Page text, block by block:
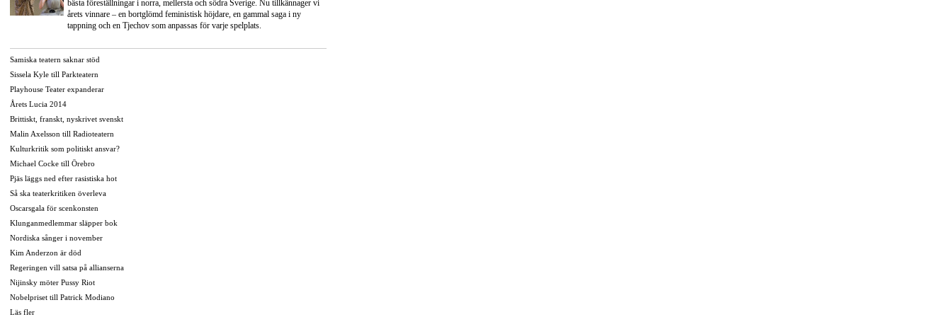
bästa föreställningar i norra, mellersta och södra Sverige. Nu tillkännager vi
årets vinnare – en bortglömd feministisk höjdare, en gammal saga i ny
tappning och en Tjechov som anpassas för varje spelplats.
Samiska teatern saknar stöd
Sissela Kyle till Parkteatern
Playhouse Teater expanderar
Årets Lucia 2014
Brittiskt, franskt, nyskrivet svenskt
Malin Axelsson till Radioteatern
Kulturkritik som politiskt ansvar?
Michael Cocke till Örebro
Pjäs läggs ned efter rasistiska hot
Så ska teaterkritiken överleva
Oscarsgala för scenkonsten
Klunganmedlemmar släpper bok
Nordiska sånger i november
Kim Anderzon är död
Regeringen vill satsa på allianserna
Nijinsky möter Pussy Riot
Nobelpriset till Patrick Modiano
Läs fler